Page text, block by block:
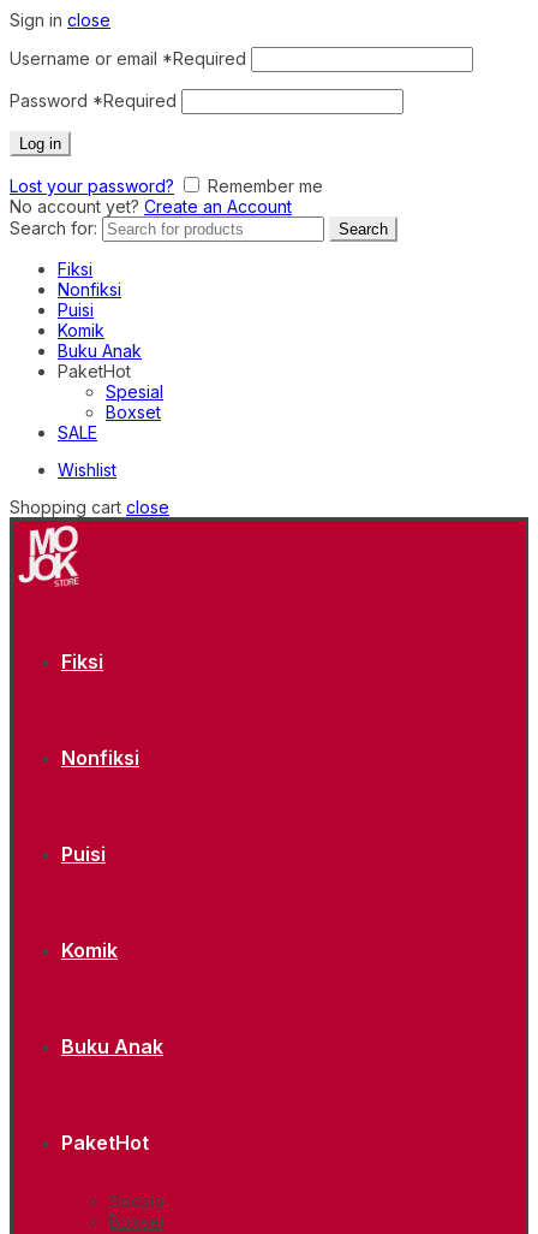
Sign in close
Username or email *Required
Password *Required
Log in
Lost your password?
Remember me
No account yet? Create an Account
Search for:
Search
Fiksi
Nonfiksi
Puisi
Komik
Buku Anak
PaketHot
Spesial
Boxset
SALE
Wishlist
Shopping cart close
Fiksi
Nonfiksi
Puisi
Komik
Buku Anak
PaketHot
Spesial
Boxset